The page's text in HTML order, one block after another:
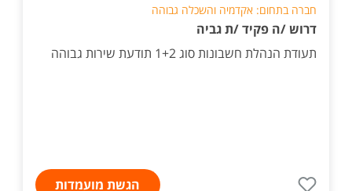
חברה בתחום: אקדמיה והשכלה גבוהה
דרוש /ה פקיד /ת גביה
תעודת הנהלת חשבונות סוג 1+2 תודעת שירות גבוהה
הגשת מועמדות